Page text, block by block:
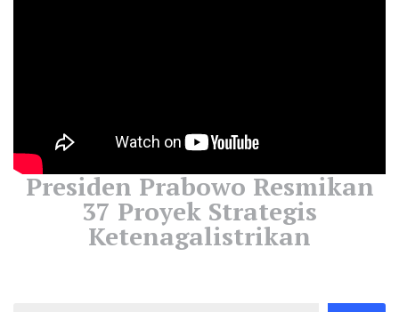
Presiden Prabowo Resmikan
37 Proyek Strategis
Ketenagalistrikan